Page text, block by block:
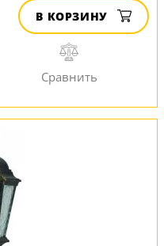
В КОРЗИНУ